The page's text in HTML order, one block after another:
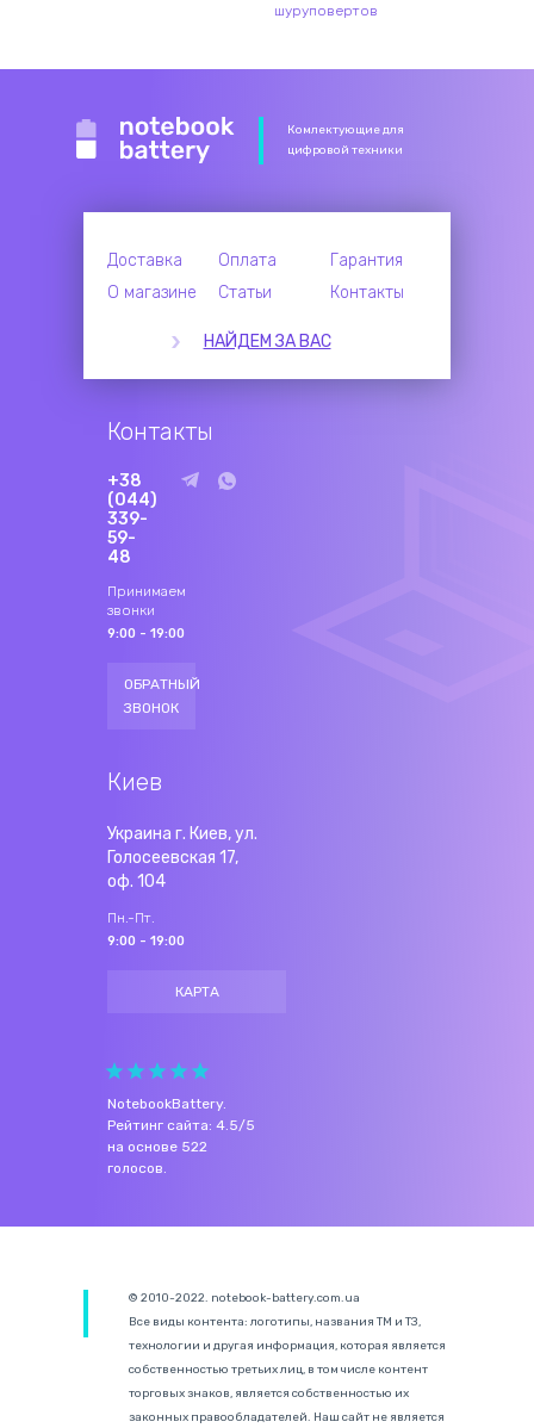
шуруповертов
Комлектующие для
цифровой техники
Доставка Оплата
Гарантия
О магазине
Статьи Контакты
НАЙДЕМ ЗА ВАС
Контакты
+38
(044)
339-
59-
48
Принимаем
звонки
9:00 - 19:00
ОБРАТНЫЙ
ЗВОНОК
Киев
Украина г. Киев, ул.
Голосеевская 17,
оф. 104
Пн.-Пт.
9:00 - 19:00
КАРТА
NotebookBattery.
Рейтинг сайта: 4.5/5
на основе 522
голосов.
© 2010-2022. notebook-battery.com.ua
Все виды контента: логотипы, названия ТМ и ТЗ,
технологии и другая информация, которая является
собственностью третьих лиц, в том числе контент
торговых знаков, является собственностью их
законных правообладателей. Наш сайт не является